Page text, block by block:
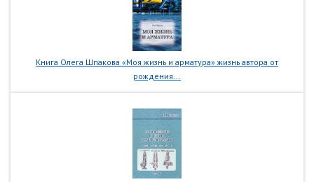
Книга Олега Шпакова «Моя жизнь и арматура» жизнь автора от
рождения...